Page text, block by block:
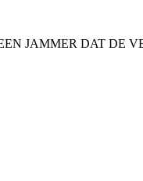
JAMMER DAT DE